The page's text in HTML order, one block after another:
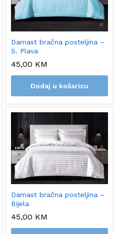
Damast bračna posteljina –
S. Plava
45,00 KM
Dodaj u košaricu
Damast bračna posteljina –
Bijela
45,00 KM